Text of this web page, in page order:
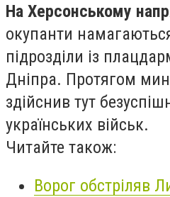
На Херсонському
окупанти
підрозділи із
Дніпра. Протягом
здійснив тут
українських військ.
Читайте також:
Ворог обстріляв